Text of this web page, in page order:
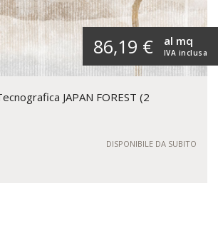
86,19 € IVA inclusa
al mq
JAPAN FOREST (2
DISPONIBILE DA SUBITO